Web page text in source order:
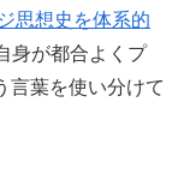
思想史を体系的
身が都合よくプ
言葉を使い分けて